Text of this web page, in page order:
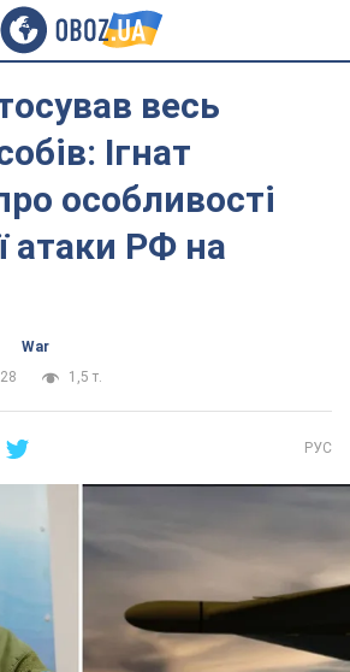
весь
Ігнат
особливості
атаки РФ на
War
1,5 т.
РУС